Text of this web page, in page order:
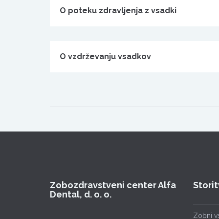
O poteku zdravljenja z vsadki
O vzdrževanju vsadkov
Zobozdravstveni center Alfa
Dental, d. o. o.
Zobni